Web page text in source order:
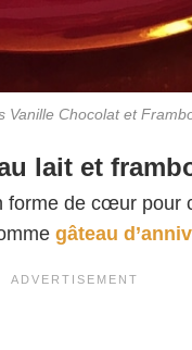
Vanille Chocolat et
lait et
forme de cœur
gâteau